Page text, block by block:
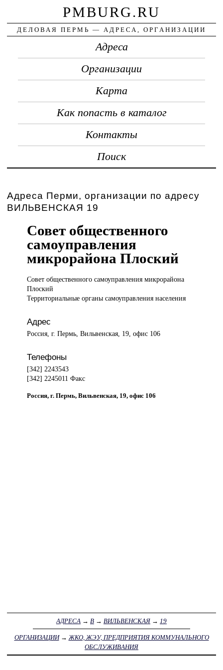
PMBURG.RU
ДЕЛОВАЯ ПЕРМЬ — АДРЕСА, ОРГАНИЗАЦИИ
Адреса
Организации
Карта
Как попасть в каталог
Контакты
Поиск
Адреса Перми, организации по адресу
ВИЛЬВЕНСКАЯ 19
Совет общественного
самоуправления
микрорайона Плоский
Совет общественногосамоуправления микрорайона
Плоский
Территориальные органы самоуправления населения
Адрес
Россия, г. Пермь, Вильвенская, 19, офис 106
Телефоны
[342] 2243543
[342] 2245011 Факс
Россия, г. Пермь, Вильвенская, 19, офис 106
АДРЕСА → В → ВИЛЬВЕНСКАЯ → 19
ОРГАНИЗАЦИИ→ ЖКО, ЖЭУ, ПРЕДПРИЯТИЯ КОММУНАЛЬНОГО
ОБСЛУЖИВАНИЯ